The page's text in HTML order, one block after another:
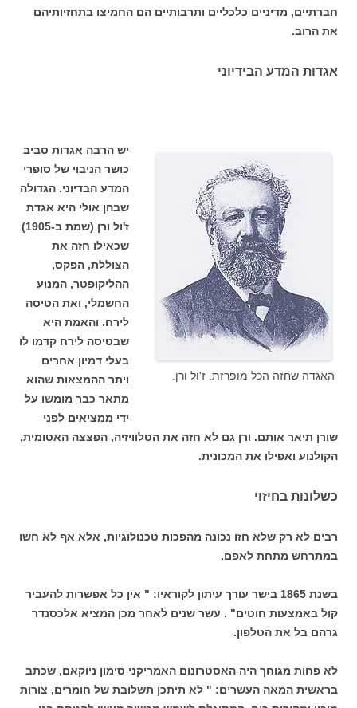
חברתיים, מדיניים כלכליים ותרבותיים הם החמיצו בתחזיותיהם
את הרוב.
אגדות המדע הבידיוני
האגדה שחזה הכל מופרזת. ז'ול ורן.
יש הרבה אגדות סביב
כושר הניבוי של סופרי
המדע הבדיוני. הגדולה
שבהן אולי היא אגדת
ז'ול ורן (שמת ב-1905)
שכאילו חזה את
הצוללת, הפקס,
ההליקופטר, המנוע
החשמלי, ואת הטיסה
לירח. והאמת היא
שבטיסה לירח קדמו לו
בעלי דמיון אחרים
ויתר ההמצאות שהוא
מתאר כבר מומשו על
ידי ממציאים לפני
שורן תיאר אותם. ורן גם לא חזה את הטלוויזיה, הפצצה האטומית,
הקולנוע ואפילו את המכונית.
כשלונות בחיזוי
רבים לא רק שלא חזו נכונה מהפכות טכנולוגיות, אלא אף לא חשו
במתרחש מתחת לאפם.
בשנת 1865 בישר עורך עיתון לקוראיו: " אין כל אפשרות להעביר
קול באמצעות חוטים" . עשר שנים לאחר מכן המציא אלכסנדר
גרהם בל את הטלפון.
לא פחות מגוחך היה האסטרונום האמריקני סימון ניוקאם, שכתב
בראשית המאה העשרים: " לא תיתכן תשלובת של חומרים, צורות